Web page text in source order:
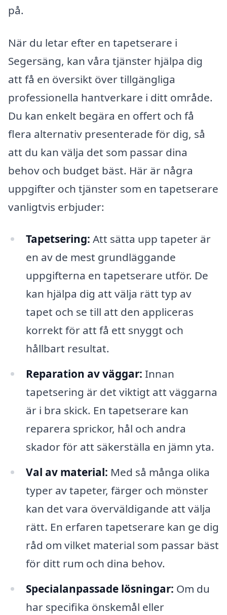
på.
När du letar efter en tapetserare i
Segersäng, kan våra tjänster hjälpa dig
att få en översikt över tillgängliga
professionella hantverkare i ditt område.
Du kan enkelt begära en offert och få
flera alternativ presenterade för dig, så
att du kan välja det som passar dina
behov och budget bäst. Här är några
uppgifter och tjänster som en tapetserare
vanligtvis erbjuder:
Tapetsering: Att sätta upp tapeter är
en av de mest grundläggande
uppgifterna en tapetserare utför. De
kan hjälpa dig att välja rätt typ av
tapet och se till att den appliceras
korrekt för att få ett snyggt och
hållbart resultat.
Reparation av väggar: Innan
tapetsering är det viktigt att väggarna
är i bra skick. En tapetserare kan
reparera sprickor, hål och andra
skador för att säkerställa en jämn yta.
Val av material: Med så många olika
typer av tapeter, färger och mönster
kan det vara överväldigande att välja
rätt. En erfaren tapetserare kan ge dig
råd om vilket material som passar bäst
för ditt rum och dina behov.
Specialanpassade lösningar: Om du
har specifika önskemål eller